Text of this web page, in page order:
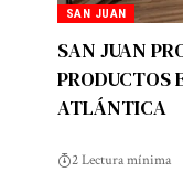
SAN JUAN
SAN JUAN
PRODUCTOS
ATLÁNTICA
2 Lectura mínima